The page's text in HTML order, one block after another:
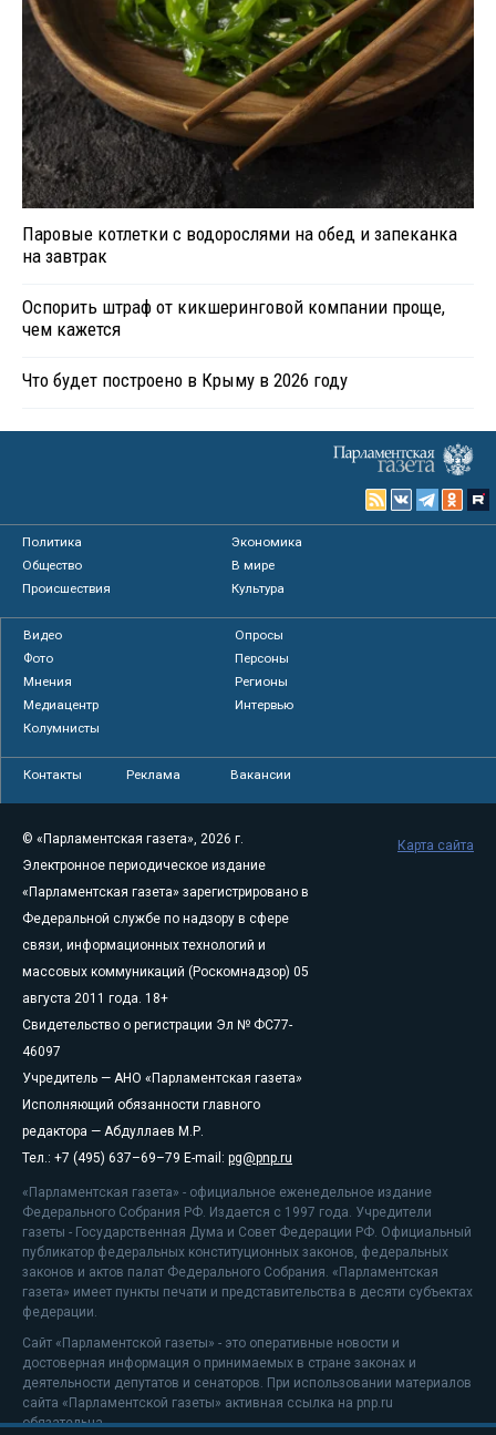
Паровые котлетки с водорослями на обед и запеканка
на завтрак
Оспорить штраф от кикшеринговой компании проще,
чем кажется
Что будет построено в Крыму в 2026 году
Политика
Экономика
Общество
В мире
Происшествия
Культура
Видео
Опросы
Фото
Персоны
Мнения
Регионы
Медиацентр
Интервью
Колумнисты
Контакты Реклама Вакансии
© «Парламентская газета», 2026 г.
Электронное периодическое издание
«Парламентская газета» зарегистрировано в
Федеральной службе по надзору в сфере
связи, информационных технологий и
массовых коммуникаций (Роскомнадзор) 05
августа 2011 года. 18+
Свидетельство о регистрации Эл № ФС77-
46097
Учредитель — АНО «Парламентская газета»
Исполняющий обязанности главного
редактора — Абдуллаев М.Р.
Тел.: +7 (495) 637–69–79 E-mail: pg@pnp.ru
«Парламентская газета» - официальное еженедельное издание
Федерального Собрания РФ. Издается с 1997 года. Учредители
газеты - Государственная Дума и Совет Федерации РФ. Официальный
публикатор федеральных конституционных законов, федеральных
законов и актов палат Федерального Собрания. «Парламентская
газета» имеет пункты печати и представительства в десяти субъектах
федерации.
Сайт «Парламентской газеты» - это оперативные новости и
достоверная информация о принимаемых в стране законах и
деятельности депутатов и сенаторов. При использовании материалов
сайта «Парламентской газеты» активная ссылка на pnp.ru
обязательна.
Карта сайта